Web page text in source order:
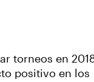
torneos en
positivo en los